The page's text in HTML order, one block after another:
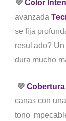
💜 Color
avanzada
se fija
resultado?
dura mucho
💜 Cobertura
canas con
tono